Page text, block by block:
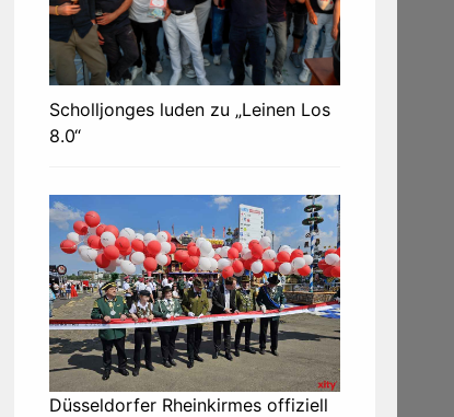
Scholljonges luden zu „Leinen Los
8.0“
Düsseldorfer Rheinkirmes offiziell